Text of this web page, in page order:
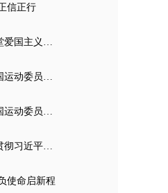
信正行
北京市基督教朝阳堂爱国主义教育学习访问团一行来访
中国基督教三自爱国运动委员会2026年度公开招聘工作人员面试公告
中国基督教三自爱国运动委员会2026年度公开招聘应届高校毕业生面试公告
贵州圣经学校学习贯彻习近平总书记在庆祝中国共产党成立105周年大会上的重要讲话精神
使命启新程